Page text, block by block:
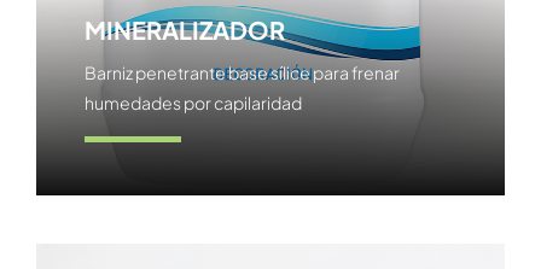
MINERALIZADOR
Barniz penetrante base sílice para frenar
humedades por capilaridad
Ver producto